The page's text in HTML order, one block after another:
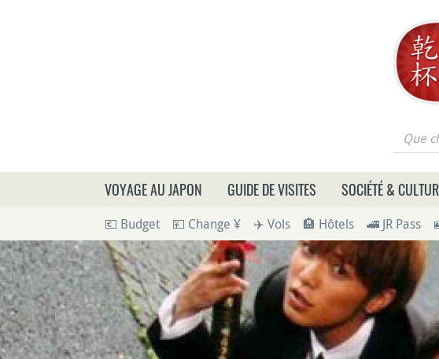
Que cherchez-
VOYAGE AU JAPON GUIDE DE VISITES SOCIÉTÉ &
💶 Budget 💴 Change ¥ ✈️ Vols 🏨 Hôtels 🚄 JR Pass